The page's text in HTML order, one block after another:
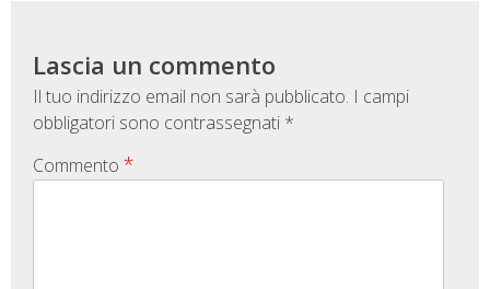
Lascia un commento
Il tuo indirizzo email non sarà pubblicato. I campi
obbligatori sono contrassegnati *
Commento *